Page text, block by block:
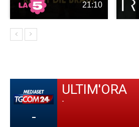
21:10
-
ULTIM'ORA
-